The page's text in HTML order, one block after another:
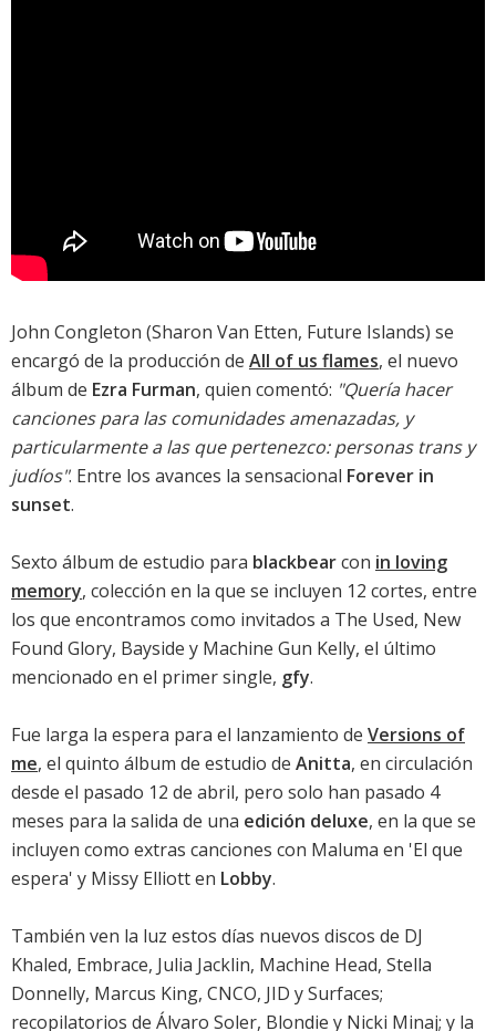
John Congleton (Sharon Van Etten, Future Islands) se
encargó de la producción de All of us flames, el nuevo
álbum de Ezra Furman, quien comentó: "Quería hacer
canciones para las comunidades amenazadas, y
particularmente a las que pertenezco: personas trans y
judíos". Entre los avances la sensacional Forever in
sunset.
Sexto álbum de estudio para blackbearcon in loving
memory, colección en la que se incluyen 12 cortes, entre
los que encontramos como invitados a The Used, New
Found Glory, Bayside y Machine Gun Kelly, el último
mencionado en el primer single, gfy.
Fue larga la espera para el lanzamiento de Versions of
me, el quinto álbum de estudio de Anitta, en circulación
desde el pasado 12 de abril, pero solo han pasado 4
meses para la salida de una edición deluxe, en la que se
incluyen como extras canciones con Maluma en 'El que
espera' y Missy Elliott en Lobby.
También ven la luz estos días nuevos discos de DJ
Khaled, Embrace, Julia Jacklin, Machine Head, Stella
Donnelly, Marcus King, CNCO, JID ySurfaces;
recopilatorios de Álvaro Soler, Blondie y Nicki Minaj; y la